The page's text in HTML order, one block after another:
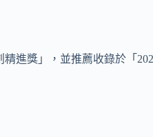
進獎」，並推薦收錄於「